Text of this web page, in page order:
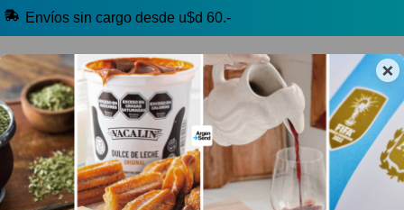
×
Envíos sin cargo desde u$d 60.-
🔥 Alfajores y Golosinas
🧉 Clásicos argentinos 🏷️ Todas las categorías